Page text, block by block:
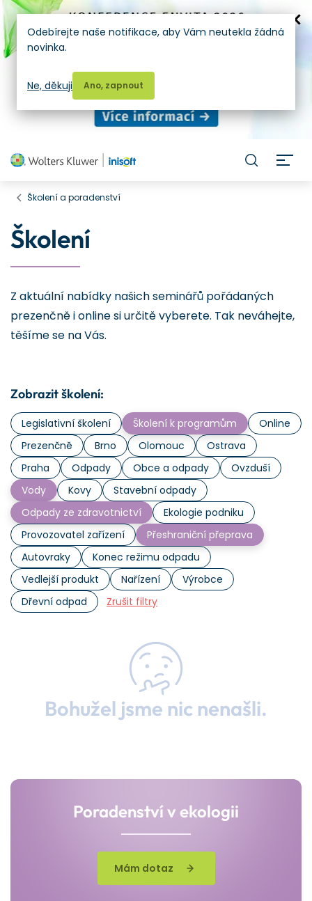
Školení a poradenství
Školení
Z aktuální nabídky našich seminářů pořádaných
prezenčně i online si určitě vyberete. Tak neváhejte,
těšíme se na Vás.
Zobrazit školení:
Legislativní školení Školení k programům
Online
Prezenčně
Brno Olomouc
Ostrava
Praha
Odpady Obce a odpady
Ovzduší
Vody
Kovy
Stavební odpady
Odpady ze zdravotnictví
Ekologie podniku
Provozovatel zařízení
Přeshraniční přeprava
Autovraky
Konec režimu odpadu
Vedlejší produkt
Nařízení
Výrobce
Dřevní odpad
Zrušit filtry
Bohužel jsme nic nenašli.
Poradenství v ekologii
Mám dotaz
Odebírejte naše notifikace, aby Vám neutekla žádná
novinka.
Ano, zapnout
Ne, děkuji